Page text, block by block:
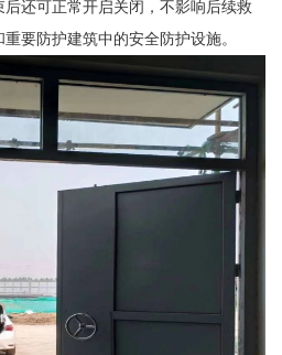
还可正常开启关闭，不影响后续救
要防护建筑中的安全防护设施。